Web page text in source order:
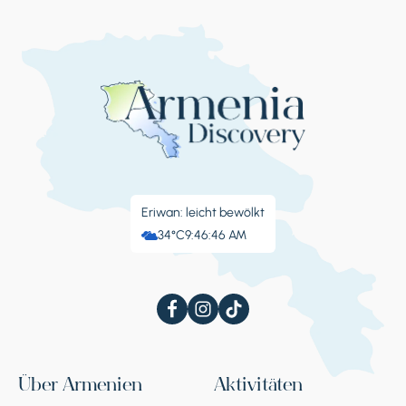
Stoppen 4.
Nicht weit vom Wasserfall entfernt befindet
sich der Bogen der Träume. Dieses schöne
Naturdenkmal entstand auf natürliche Weise
und erhielt den Namen „Bogen der Träume“.
Es heißt, wenn man unter diesem Bogen
eine Höhe von 2000 Metern an. Sie bietet
Eriwan: leicht bewölkt
34°C9:46:47 AM
Über Armenien Aktivitäten